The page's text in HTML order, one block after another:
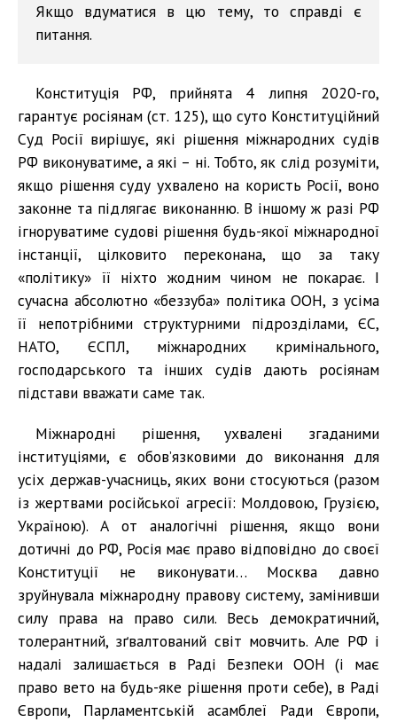
Якщо вдуматися в цю тему, то справді є
питання.
Конституція РФ, прийнята 4 липня 2020-го,
гарантує росіянам (ст. 125), що суто Конституційний
Суд Росії вирішує, які рішення міжнародних судів
РФ виконуватиме, а які – ні. Тобто, як слід розуміти,
якщо рішення суду ухвалено на користь Росії, воно
законне та підлягає виконанню. В іншому ж разі РФ
ігноруватиме судові рішення будь-якої міжнародної
інстанції, цілковито переконана, що за таку
«політику» її ніхто жодним чином не покарає. І
сучасна абсолютно «беззуба» політика ООН, з усіма
її непотрібними структурними підрозділами, ЄС,
НАТО, ЄСПЛ, міжнародних кримінального,
господарського та інших судів дають росіянам
підстави вважати саме так.
Міжнародні рішення, ухвалені згаданими
інституціями, є обов’язковими до виконання для
усіх держав-учасниць, яких вони стосуються (разом
із жертвами російської агресії: Молдовою, Грузією,
Україною). А от аналогічні рішення, якщо вони
дотичні до РФ, Росія має право відповідно до своєї
Конституції не виконувати… Москва давно
зруйнувала міжнародну правову систему, замінивши
силу права на право сили. Весь демократичний,
толерантний, зґвалтований світ мовчить. Але РФ і
надалі залишається в Раді Безпеки ООН (і має
право вето на будь-яке рішення проти себе), в Раді
Європи, Парламентській асамблеї Ради Європи,